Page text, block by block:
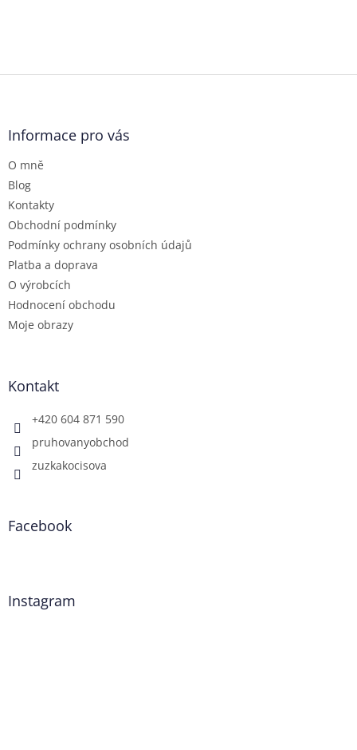
Z
Informace pro vás
O mně
Blog
Kontakty
Obchodní podmínky
Podmínky ochrany osobních údajů
Platba a doprava
O výrobcích
Hodnocení obchodu
Moje obrazy
Kontakt
+420 604 871 590
pruhovanyobchod
zuzkakocisova
Facebook
Instagram